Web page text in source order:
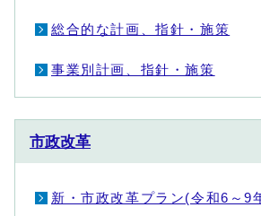
総合的な計画、指針・施策
事業別計画、指針・施策
市政改革
新・市政改革プラン(令和6～9